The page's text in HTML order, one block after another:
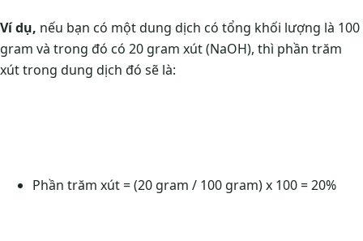
Ví dụ, nếu bạn có một dung dịch có tổng khối lượng là 100
gram và trong đó có 20 gram xút (NaOH), thì phần trăm
xút trong dung dịch đó sẽ là:
Phần trăm xút = (20 gram / 100 gram) x 100 = 20%